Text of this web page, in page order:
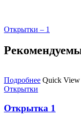
Открытки – 1
Подробнее Quick View
Открытки
Открытка 1